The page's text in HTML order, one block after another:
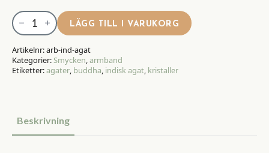
Armband
Indisk
Agat
Buddha
LÄGG TILL I VARUKORG
Artikelnr:arb-ind-agat
Kategorier:Smycken,armband
Etiketter:agater, buddha, indisk agat, kristaller
Beskrivning